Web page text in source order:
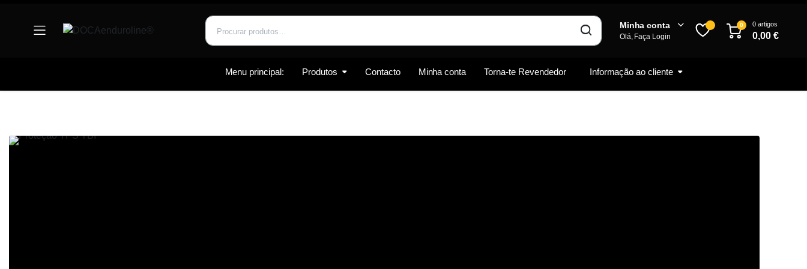
Minha conta
Olá, Faça Login
0 0 artigos
0,00€
Menu principal: Produtos Contacto Minha conta Torna-te Revendedor Informação ao cliente